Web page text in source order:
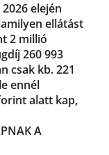
elején
ellátást
2 millió
260 993
csak kb. 221
ennél
alatt kap,
A